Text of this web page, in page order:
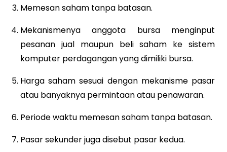
Memesan saham tanpa batasan.
Mekanismenya anggota bursa menginput
pesanan jual maupun beli saham ke sistem
komputer perdagangan yang dimiliki bursa.
Harga saham sesuai dengan mekanisme pasar
atau banyaknya permintaan atau penawaran.
Periode waktu memesan saham tanpa batasan.
Pasar sekunder juga disebut pasar kedua.